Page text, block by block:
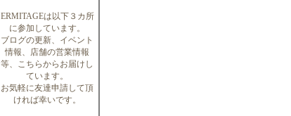
ERMITAGEは以下３カ所
に参加しています。
ブログの更新、イベント
情報、店舗の営業情報
等、こちらからお届けし
ています。
お気軽に友達申請して頂
ければ幸いです。